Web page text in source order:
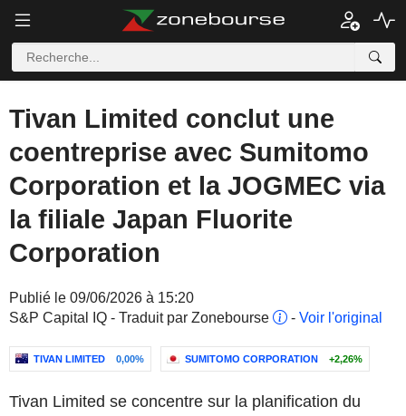
Tivan Limited conclut une
coentreprise avec Sumitomo
Corporation et la JOGMEC via
la filiale Japan Fluorite
Corporation
Publié le 09/06/2026 à 15:20
S&P Capital IQ - Traduit par Zonebourse
- Voir l'original
TIVAN LIMITED 0,00% SUMITOMO CORPORATION +2,26%
Tivan Limited se concentre sur la planification du